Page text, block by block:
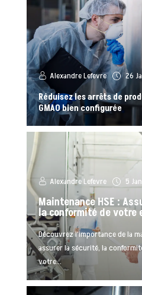
Alexandre Lefevre 26
Réduisez les arrêts de
GMAO bien configurée
Alexandre Lefevre 5
Maintenance HSE :
la conformité de votre
Découvrez l’importance de la
assurer la sécurité, la
votre...